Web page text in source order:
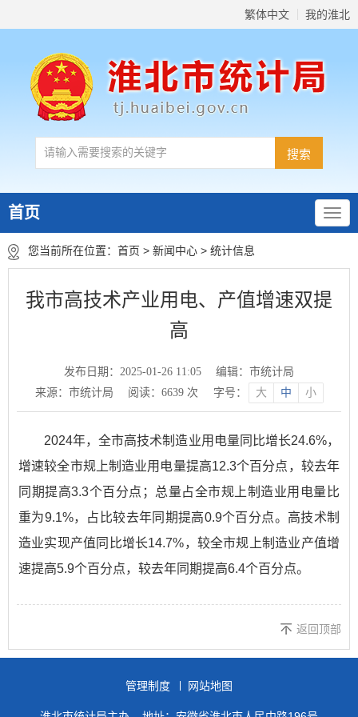
繁体中文 我的淮北
首页
您当前所在位置： 首页 > 新闻中心 > 统计信息
我市高技术产业用电、产值增速双提
高
发布日期：2025-01-26 11:05
编辑：市统计局
来源：市统计局
阅读： 6639次 字号： 大 中 小
2024年，全市高技术制造业用电量同比增长24.6%，
增速较全市规上制造业用电量提高12.3个百分点，较去年
同期提高3.3个百分点；总量占全市规上制造业用电量 比
重为9.1%， 占比较去年同期提高0.9个百分点。高技术制
造业实现产值同比增长14.7%，较全市规上制造业产值增
速提高5.9个百分点，较去年同期提高6.4个百分点。
返回顶部
管理制度 网站地图